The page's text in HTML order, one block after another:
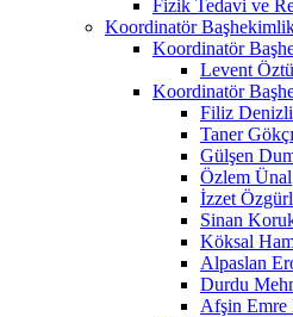
Fizik Tedavi ve
Koordinatör
Koordinatör
Levent
Koordinatör
Filiz
Taner
Gülşen
Özlem Ünal
İzzet
Sinan
Köksal
Alpaslan
Durdu
Afşin Emre